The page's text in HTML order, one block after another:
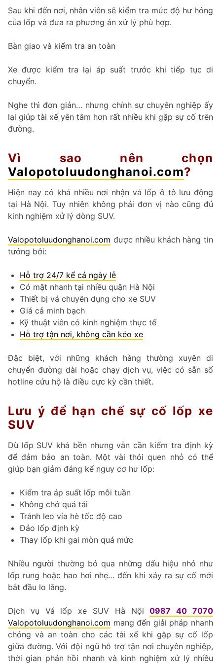
Sau khi đến nơi, nhân viên sẽ kiểm tra mức độ hư hỏng
của lốp và đưa ra phương án xử lý phù hợp.
Bàn giao và kiểm tra an toàn
Xe được kiểm tra lại áp suất trước khi tiếp tục di
chuyển.
Nghe thì đơn giản… nhưng chính sự chuyên nghiệp ấy
lại giúp tài xế yên tâm hơn rất nhiều khi gặp sự cố trên
đường.
Vì sao nên chọn
Valopotoluudonghanoi.com?
Hiện nay có khá nhiều nơi nhận vá lốp ô tô lưu động
tại Hà Nội. Tuy nhiên không phải đơn vị nào cũng đủ
kinh nghiệm xử lý dòng SUV.
Valopotoluudonghanoi.com được nhiều khách hàng tin
tưởng bởi:
Hỗ trợ 24/7 kể cả ngày lễ
Có mặt nhanh tại nhiều quận Hà Nội
Thiết bị vá chuyên dụng cho xe SUV
Giá cả minh bạch
Kỹ thuật viên có kinh nghiệm thực tế
Hỗ trợ tận nơi, không cần kéo xe
Đặc biệt, với những khách hàng thường xuyên di
chuyển đường dài hoặc chạy dịch vụ, việc có sẵn số
hotline cứu hộ là điều cực kỳ cần thiết.
Lưu ý để hạn chế sự cố lốp xe
SUV
Dù lốp SUV khá bền nhưng vẫn cần kiểm tra định kỳ
để đảm bảo an toàn. Một vài thói quen nhỏ có thể
giúp bạn giảm đáng kể nguy cơ hư lốp:
Kiểm tra áp suất lốp mỗi tuần
Không chở quá tải
Tránh leo vỉa hè tốc độ cao
Đảo lốp định kỳ
Thay lốp khi gai mòn quá mức
Nhiều người thường bỏ qua những dấu hiệu nhỏ như
lốp rung hoặc hao hơi nhẹ… đến khi xảy ra sự cố mới
bắt đầu lo lắng.
Dịch vụ Vá lốp xe SUV Hà Nội0987 40 7070
Valopotoluudonghanoi.com mang đến giải pháp nhanh
chóng và an toàn cho các tài xế khi gặp sự cố lốp
giữa đường. Với đội ngũ hỗ trợ tận nơi chuyên nghiệp,
thời gian phản hồi nhanh và kinh nghiệm xử lý nhiều